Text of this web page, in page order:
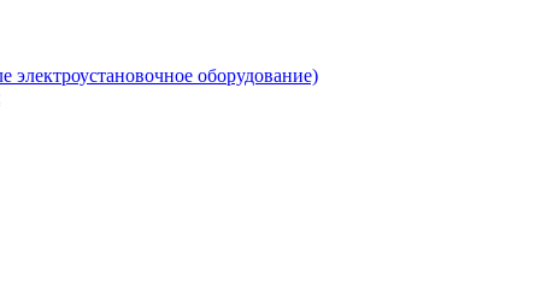
электроустановочное оборудование)